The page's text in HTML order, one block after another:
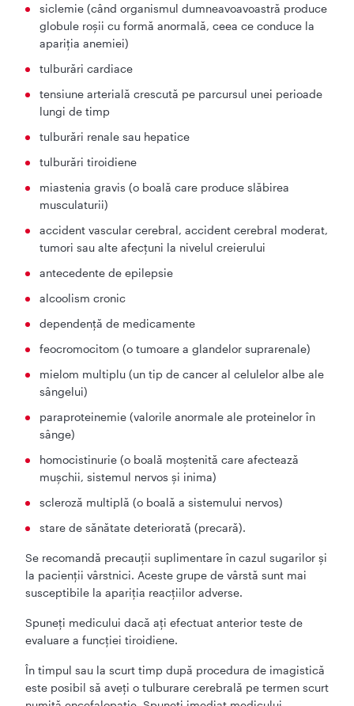
siclemie (când organismul dumneavoavoastră produce
globule roşii cu formă anormală, ceea ce conduce la
apariţia anemiei)
tulburări cardiace
tensiune arterială crescută pe parcursul unei perioade
lungi de timp
tulburări renale sau hepatice
tulburări tiroidiene
miastenia gravis (o boală care produce slăbirea
musculaturii)
accident vascular cerebral, accident cerebral moderat,
tumori sau alte afecţuni la nivelul creierului
antecedente de epilepsie
alcoolism cronic
dependenţă de medicamente
feocromocitom (o tumoare a glandelor suprarenale)
mielom multiplu (un tip de cancer al celulelor albe ale
sângelui)
paraproteinemie (valorile anormale ale proteinelor în
sânge)
homocistinurie (o boală moştenită care afectează
muşchii, sistemul nervos şi inima)
scleroză multiplă (o boală a sistemului nervos)
stare de sănătate deteriorată (precară).
Se recomandă precauţii suplimentare în cazul sugarilor şi
la pacienţii vârstnici. Aceste grupe de vârstă sunt mai
susceptibile la apariţia reacţiilor adverse.
Spuneţi medicului dacă aţi efectuat anterior teste de
evaluare a funcţiei tiroidiene.
În timpul sau la scurt timp după procedura de imagistică
este posibil să aveți o tulburare cerebrală pe termen scurt